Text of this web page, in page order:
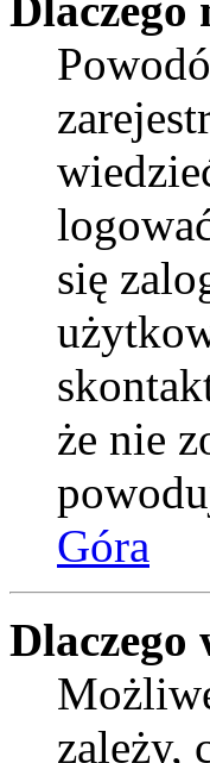
Dlaczego
się
że nie
Góra
Dlaczego
zależy,